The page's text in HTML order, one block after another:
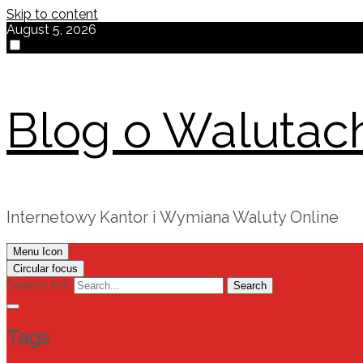
Skip to content
August 5, 2026
Blog o
Internetowy Kantor i Wymiana Waluty Online
Menu Icon
Circular focus
Search for: Search
Tags